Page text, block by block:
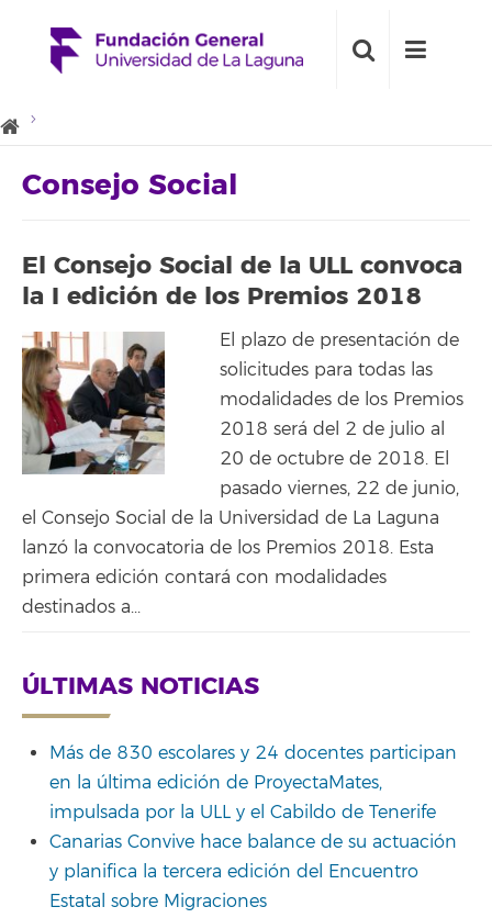
Consejo Social
El Consejo Social de la ULL convoca
la I edición de los Premios 2018
El plazo de presentación de
solicitudes para todas las
modalidades de los Premios
2018 será del 2 de julio al
20 de octubre de 2018. El
pasado viernes, 22 de junio,
el Consejo Social de la Universidad de La Laguna
lanzó la convocatoria de los Premios 2018. Esta
primera edición contará con modalidades
destinados a...
ÚLTIMAS NOTICIAS
Más de 830 escolares y 24 docentes participan
en la última edición de ProyectaMates,
impulsada por la ULL y el Cabildo de Tenerife
Canarias Convive hace balance de su actuación
y planifica la tercera edición del Encuentro
Estatal sobre Migraciones